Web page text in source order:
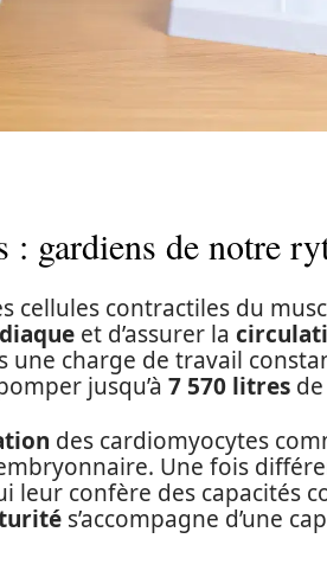
: gardiens de notre
cellules contractiles du
et d’assurer la
une charge de travail
jusqu’à 7 570 litres
des cardiomyocytes
Une fois
leur confère des capacités
s’accompagne d’une